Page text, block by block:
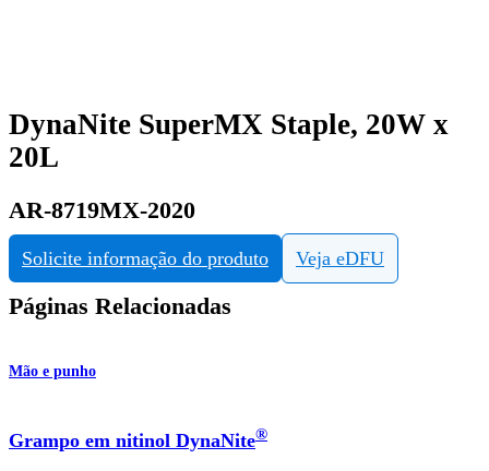
DynaNite SuperMX Staple, 20W x
20L
AR-8719MX-2020
Solicite informação do produto Veja eDFU
Páginas Relacionadas
Mão e punho
Grampo em nitinol DynaNite®